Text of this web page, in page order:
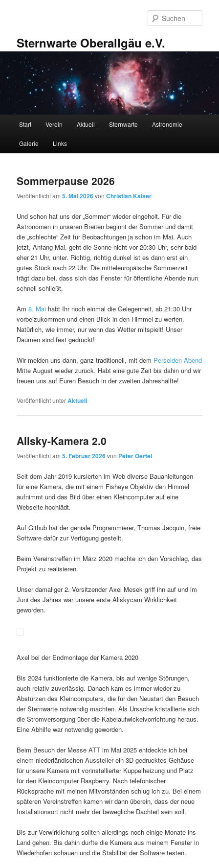
Sternwarte Oberallgäu e.V.
Start Verein Aktuell Sternwarte Astronomie
Galerie Links
Sommerpause 2026
Veröffentlicht am5. Mai 2026vonChristian Kaiser
Und schon hat uns der „Sommer“ wieder eingeholt. Für die
Astronomen in unseren Breiten beginnt der Sommer und damit
die „schlechte“ Zeit für Beobachtungen ja schon im Mai. Auch
jetzt, Anfang Mai, geht die Sonne nicht vor 20:30 Uhr, sehr bald
eher 21 Uhr, unter. Richtig, richtig dunkel ist es dann erst ein
gutes Stück nach 22 Uhr. Die mitteleuropäische Sommerzeit
trägt dazu bei, dass sich das Fenster für öffentliche Abende nun
schnell schließt.
Am 8. Mai habt Ihr noch einmal die Gelegenheit, ab 21:30 Uhr
vorbeizukommen und einen Blick in den Himmel zu werfen.
Natürlich, wie immer, nur wenn das Wetter mitspielt! Unser
Daumen sind fest gedrückt!
Wir melden uns dann, ganz traditionell, mit dem Perseiden Abend
Mitte August wieder zurück. Habt eine gute Zeit bis dahin und wir
freuen uns auf Euren Besuch in der zweiten Jahreshälfte!
Veröffentlicht unterAktuell
Allsky-Kamera 2.0
Veröffentlicht am5. Februar 2026von Peter Oertel
Seit dem Jahr 2019 kursierten im Web diverse Bauanleitungen
für eine Kamera, die mit einem Fisheye Objektiv den Himmel
aufnimmt und das Bild über einen Kleincomputer auf eine
Webseite hochlädt.
Auf Github hat der geniale Programmierer, Thomas Jacquin, freie
Software dafür zur Verfügung gestellt.
Beim Vereinstreffen im März 2020 machte ich den Vorschlag, das
Projekt zu realisieren.
Unser damaliger 2. Vorsitzender Axel Mesek griff ihn auf und im
Juni des Jahres war unsere erste Allskycam Wirklichkeit
geworden.
Axel bei der Endmontage der Kamera 2020
Bis 2024 funktionierte die Kamera, bis auf wenige Störungen,
auch relativ zuverlässig. Danach kam es immer wieder zu
Abstürzen des Kleincomputers, die für den Neustart den Besuch
der Sternwarte notwendig machten. Als Ursache kristallierte sich
die Stromversorgung über die Kabelaufwickelvorrichtung heraus.
Eine Abhilfe war notwendig geworden.
Beim Besuch der Messe ATT im Mai 2025 entdeckte ich bei
einem niederländischen Aussteller ein 3D gedrucktes Gehäuse
für unsere Kamera mit vorinstallierter Kuppelheizung und Platz
für den Kleincomputer Raspberry. Nach telefonischer
Rücksprache mit meinen Mitvorständen schlug ich zu. Bei einem
späteren Vereinstreffen kamen wir dann überein, dass der neue
Installationsort nicht mehr der bewegliche Dachteil sein soll.
Bis zur Verwirklichung sollten allerdings noch einige Monate ins
Land gehen. Bis dahin durfte die Kamera aus meinem Fenster in
Wiederhofen schauen und die Stabilität der Software testen.